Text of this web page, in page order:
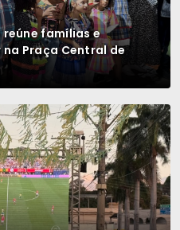
famílias e
Praça Central de